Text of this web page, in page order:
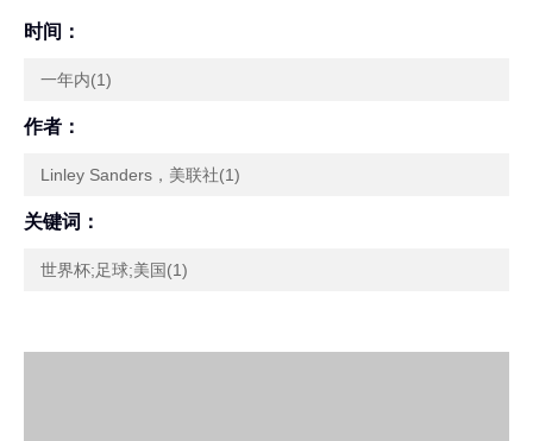
时间：
一年内(1)
作者：
Linley Sanders，美联社(1)
关键词：
世界杯;足球;美国(1)